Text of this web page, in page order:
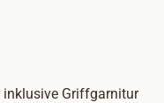
inklusive Griffgarnitur